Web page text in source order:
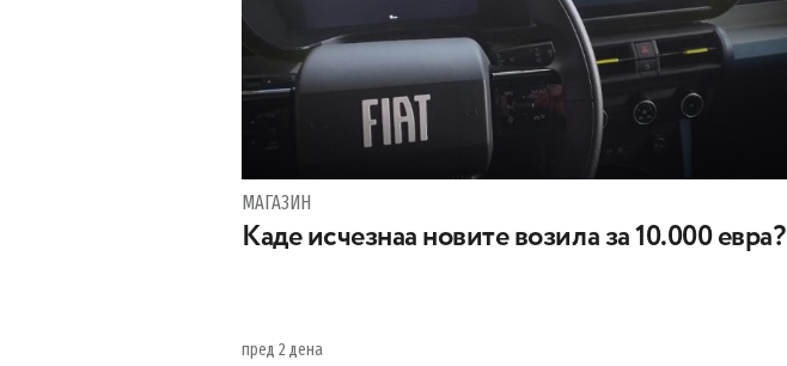
МАГАЗИН
Каде исчезнаа новите возила за 10.000 евра?
пред 2 дена